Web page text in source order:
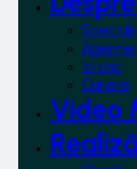
Istoric
Cariere
Video